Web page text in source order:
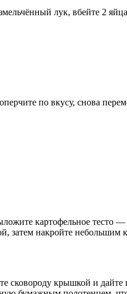
лук, вбейте 2
по вкусу, снова
картофельное тесто
накройте небольшим
сковороду крышкой и